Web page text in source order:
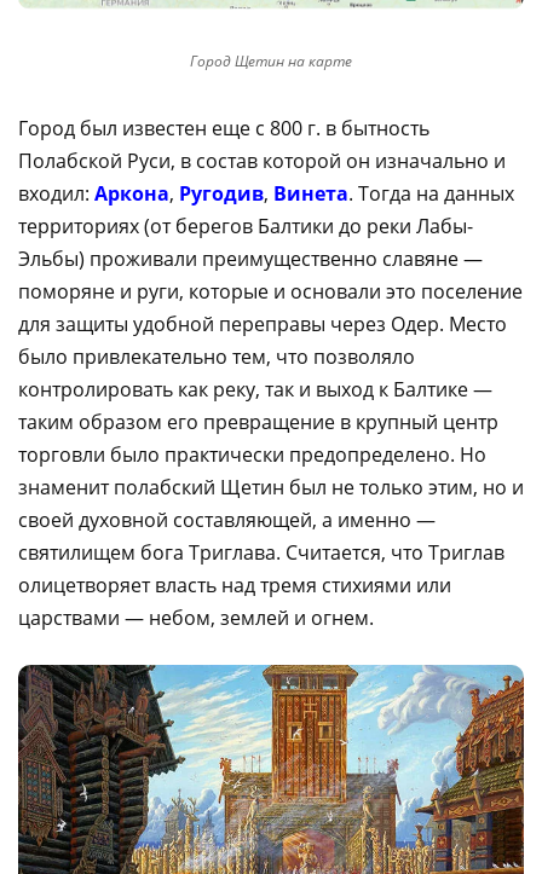
Город Щетин на карте
Город был известен еще с 800 г. в бытность
Полабской Руси, в состав которой он изначально и
входил: Аркона, Ругодив, Винета. Тогда на данных
территориях (от берегов Балтики до реки Лабы-
Эльбы) проживали преимущественно славяне —
поморяне и руги, которые и основали это поселение
для защиты удобной переправы через Одер. Место
было привлекательно тем, что позволяло
контролировать как реку, так и выход к Балтике —
таким образом его превращение в крупный центр
торговли было практически предопределено. Но
знаменит полабский Щетин был не только этим, но и
своей духовной составляющей, а именно —
святилищем бога Триглава. Считается, что Триглав
олицетворяет власть над тремя стихиями или
царствами — небом, землей и огнем.